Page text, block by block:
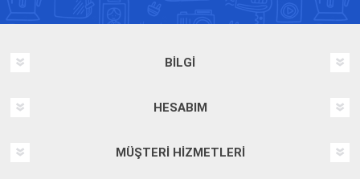
BILGI
HESABIM
MÜŞTERI HIZMETLERI